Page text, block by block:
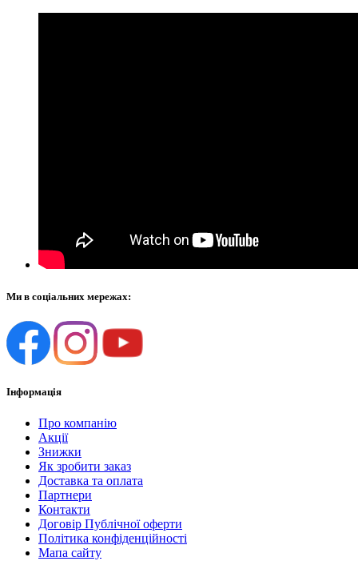
Ми в соціальних мережах:
Інформація
Про компанію
Акції
Знижки
Як зробити заказ
Доставка та оплата
Партнери
Контакти
Договір Публічної оферти
Політика конфіденційності
Мапа сайту